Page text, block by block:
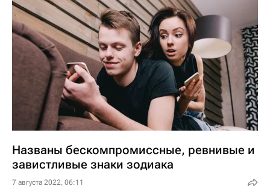
Названы бескомпромиссные, ревнивые и
завистливые знаки зодиака
7 августа 2022, 06:11